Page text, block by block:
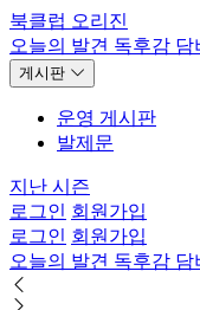
북클럽 오리진
오늘의 발견 독후감 담
게시판
운영 게시판
발제문
지난 시즌
로그인 회원가입
로그인 회원가입
오늘의 발견 독후감 담